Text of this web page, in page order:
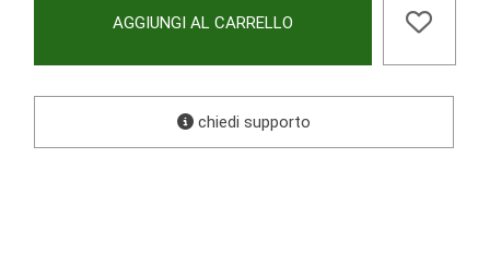
AGGIUNGI AL CARRELLO
chiedi supporto